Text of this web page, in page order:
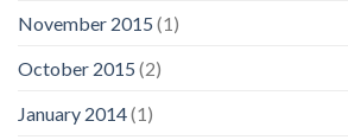
November 2015 (1)
October 2015 (2)
January 2014(1)